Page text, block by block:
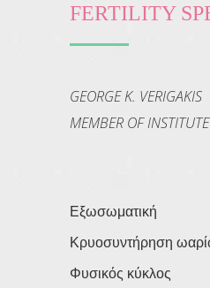
FERTILITY
GEORGE K. VERIGAKIS
MEMBER OF
Εξωσωματική
Κρυοσυντήρηση
Φυσικός κύκλος